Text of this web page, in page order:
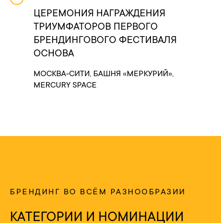
ЦЕРЕМОНИЯ НАГРАЖДЕНИЯ
ТРИУМФАТОРОВ ПЕРВОГО
БРЕНДИНГОВОГО ФЕСТИВАЛЯ
ОСНОВА
МОСКВА-СИТИ, БАШНЯ «МЕРКУРИЙ»,
MERCURY SPACE
БРЕНДИНГ ВО ВСЁМ РАЗНООБРАЗИИ
КАТЕГОРИИ И НОМИНАЦИИ